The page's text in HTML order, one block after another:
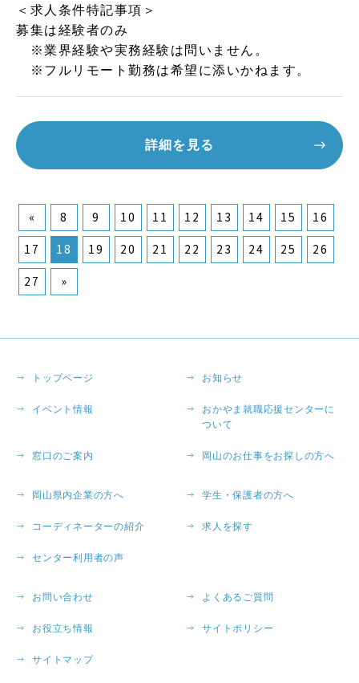
＜求人条件特記事項＞
募集は経験者のみ
※業界経験や実務経験は問いません。
※フルリモート勤務は希望に添いかねます。
詳細を見る
« 8 9 10 11 12 13 14 15
16
17
18 19 20 21 22 23 24 25
26
27
»
トップページ お知らせ
イベント情報
おかやま就職応援センターに
ついて
窓口のご案内 岡山のお仕事をお探しの方へ
岡山県内企業の方へ 学生・保護者の方へ
コーディネーターの紹介 求人を探す
センター利用者の声
お問い合わせ よくあるご質問
お役立ち情報 サイトポリシー
サイトマップ